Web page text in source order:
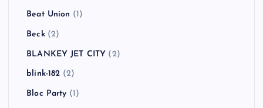
Beat Union (1)
Beck(2)
BLANKEY JET CITY (2)
blink-182 (2)
Bloc Party (1)